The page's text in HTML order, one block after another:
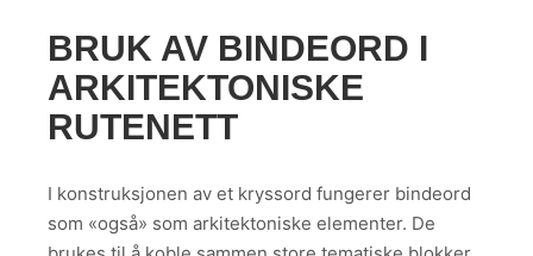
BRUK AV BINDEORD I
ARKITEKTONISKE
RUTENETT
I konstruksjonen av et kryssord fungerer bindeord
som «også» som arkitektoniske elementer. De